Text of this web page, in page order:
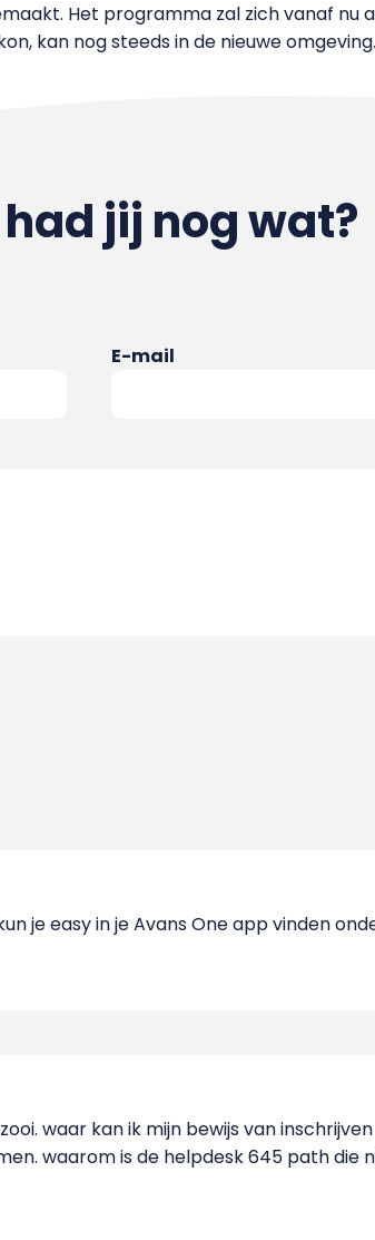
Het programma zal zich vanaf nu
kan nog steeds in de nieuwe omgeving.
had jij nog wat?
E-mail
je easy in je Avans One app vinden
waar kan ik mijn bewijs van inschrijven
waarom is de helpdesk 645 path die